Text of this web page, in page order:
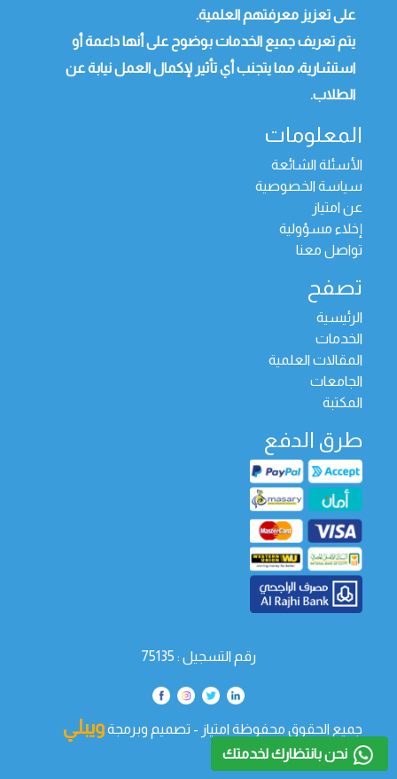
نحن بانتظارك لخدمتك
على تعزيز معرفتهم العلمية.
يتم تعريف جميع الخدمات بوضوح على أنها داعمة أو
استشارية، مما يتجنب أي تأثير لإكمال العمل نيابة عن
الطلاب.
المعلومات
الأسئلة الشائعة
سياسة الخصوصية
عن امتياز
إخلاء مسؤولية
تواصل معنا
تصفح
الرئيسية
الخدمات
المقالات العلمية
الجامعات
المكتبة
طرق الدفع
رقم التسجيل : 75135
جميع الحقوق محفوظة امتياز - تصميم وبرمجةويبلي
تك